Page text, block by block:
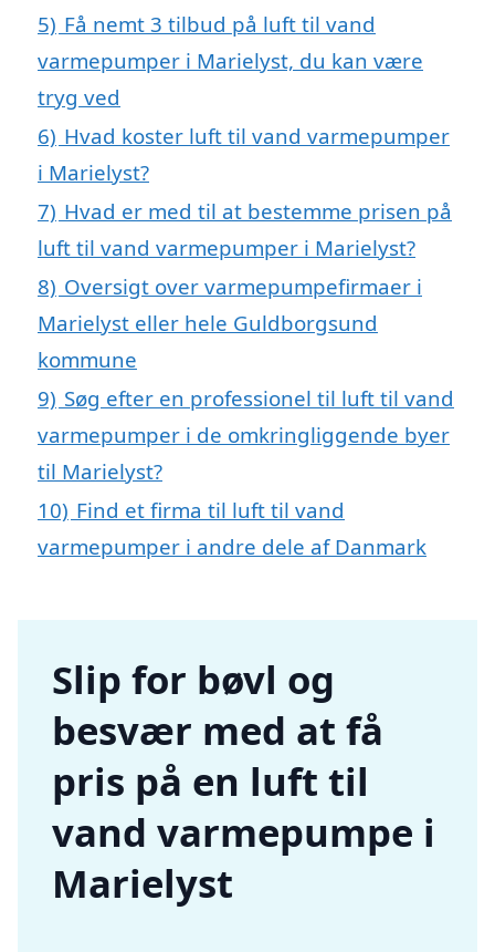
5) Få nemt 3 tilbud på luft til vand
varmepumper i Marielyst, du kan være
tryg ved
6) Hvad koster luft til vand varmepumper
i Marielyst?
7) Hvad er med til at bestemme prisen på
luft til vand varmepumper i Marielyst?
8) Oversigt over varmepumpefirmaer i
Marielyst eller hele Guldborgsund
kommune
9) Søg efter en professionel til luft til vand
varmepumper i de omkringliggende byer
til Marielyst?
10) Find et firma til luft til vand
varmepumper i andre dele af Danmark
Slip for bøvl og
besvær med at få
pris på en luft til
vand varmepumpe i
Marielyst